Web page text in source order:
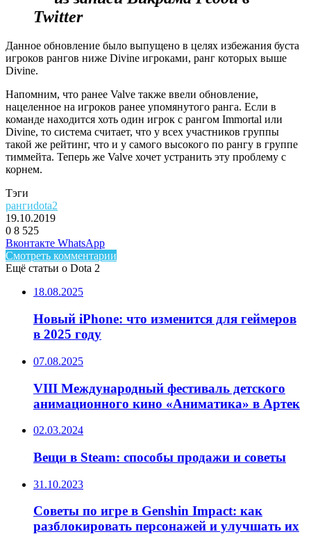
Twitter
Данное обновление было выпущено в целях избежания буста
игроков рангов ниже Divine игроками, ранг которых выше
Divine.
Напомним, что ранее Valve также ввели обновление,
нацеленное на игроков ранее упомянутого ранга. Если в
команде находится хоть один игрок с рангом Immortal или
Divine, то система считает, что у всех участников группы
такой же рейтинг, что и у самого высокого по рангу в группе
тиммейта. Теперь же Valve хочет устранить эту проблему с
корнем.
Тэги
рангиdota2
19.10.2019
0 8 525
Facebook
Twitter
LinkedIn
Вконтакте WhatsAppTelegram
Смотреть комментарии
Ещё статьи о Dota 2
18.08.2025
Новый iPhone: что изменится для геймеров
в 2025 году
07.08.2025
VIII Международный фестиваль детского
анимационного кино «Аниматика» в Артек
02.03.2024
Вещи в Steam: способы продажи и советы
31.10.2023
Советы по игре в Genshin Impact: как
разблокировать персонажей и улучшать их